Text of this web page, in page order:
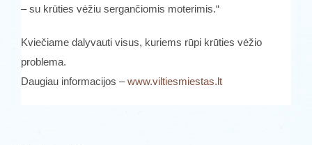
– su krūties vėžiu sergančiomis moterimis.“
Kviečiame dalyvauti visus, kuriems rūpi krūties vėžio
problema.
Daugiau informacijos –www.viltiesmiestas.lt